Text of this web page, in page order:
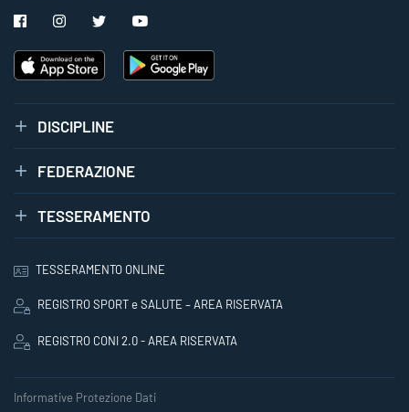
DISCIPLINE
FEDERAZIONE
TESSERAMENTO
TESSERAMENTO ONLINE
REGISTRO SPORT e SALUTE – AREA RISERVATA
REGISTRO CONI 2.0 - AREA RISERVATA
Informative Protezione Dati